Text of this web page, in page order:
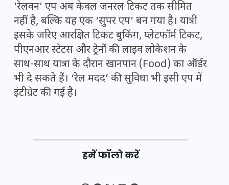
‘रेलवन’ एप अब केवल जनरल टिकट तक सीमित
नहीं है, बल्कि यह एक ‘सुपर एप’ बन गया है। यात्री
इसके जरिए आरक्षित टिकट बुकिंग, प्लेटफॉर्म टिकट,
पीएनआर स्टेटस और ट्रेनों की लाइव लोकेशन के
साथ-साथ यात्रा के दौरान खानपान (Food) का ऑर्डर
भी दे सकते हैं। ‘रेल मदद’ की सुविधा भी इसी एप में
इंटीग्रेट की गई है।
हमें फॉलो करें